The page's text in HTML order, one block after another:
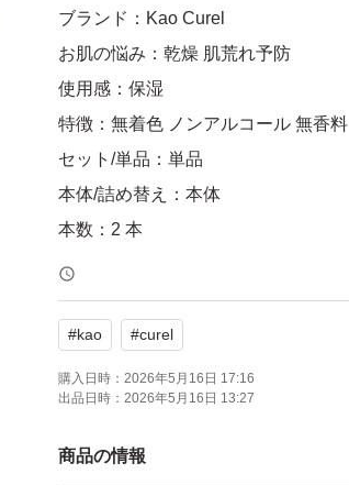
ブランド：Kao Curel
お肌の悩み：乾燥 肌荒れ予防
使用感：保湿
特徴：無着色 ノンアルコール 無香料
セット/単品：単品
本体/詰め替え：本体
本数：2 本
#kao #curel
購入日時： 2026年5月16日 17:16
出品日時： 2026年5月16日 13:27
商品の情報